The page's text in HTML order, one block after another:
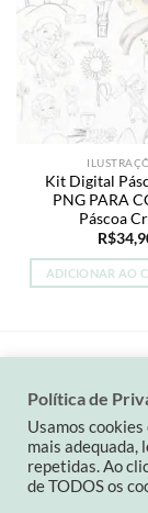
Kit Digital
PNG PARA
Páscoa
R$
ADICIONAR AO
QUEM
Contato: (19)
Política de
Usamos
mais adequada,
repetidas. Ao
de TODOS os